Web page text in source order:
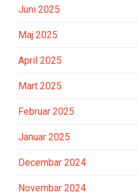
Juni 2025
Maj 2025
April 2025
Mart 2025
Februar 2025
Januar 2025
Decembar 2024
Novembar 2024